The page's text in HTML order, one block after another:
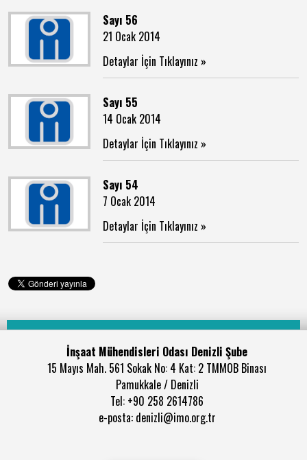
Sayı 56
21 Ocak 2014
Detaylar İçin Tıklayınız »
Sayı 55
14 Ocak 2014
Detaylar İçin Tıklayınız »
Sayı 54
7 Ocak 2014
Detaylar İçin Tıklayınız »
İnşaat Mühendisleri Odası Denizli Şube
15 Mayıs Mah. 561 Sokak No: 4 Kat: 2 TMMOB Binası
Pamukkale / Denizli
Tel: +90 258 2614786
e-posta: denizli@imo.org.tr